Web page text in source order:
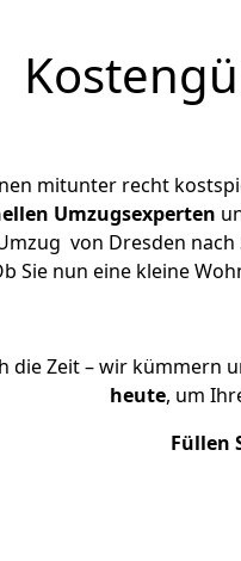
mitunter recht
Umzugsexperten
von Dresden
Sie nun eine kleine
die Zeit – wir kümmern
heute, um
Füllen